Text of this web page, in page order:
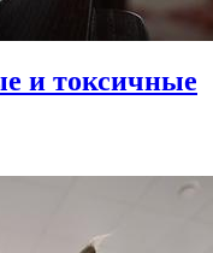
и токсичные